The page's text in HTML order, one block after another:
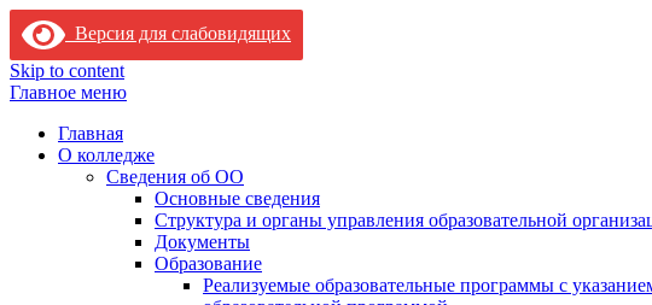
Версия для слабовидящих
Skip to content
Главное меню
Главная
О колледже
Сведения об ОО
Основные сведения
Структура и органы управления образовательной
Документы
Образование
Реализуемые образовательные программы с